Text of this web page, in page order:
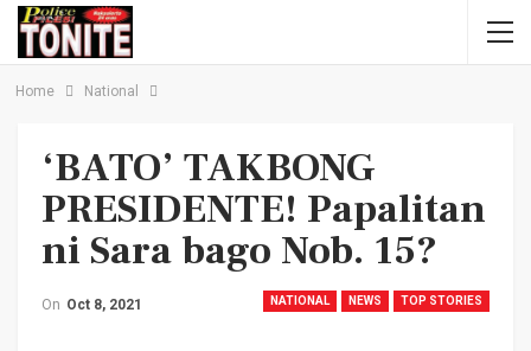
Home National
‘BATO’ TAKBONG
PRESIDENTE! Papalitan
ni Sara bago Nob. 15?
NATIONAL NEWS TOP STORIES
On Oct 8, 2021